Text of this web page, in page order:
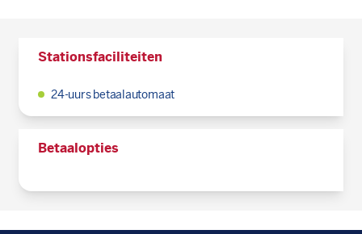
Stationsfaciliteiten
24-uurs betaalautomaat
Betaalopties